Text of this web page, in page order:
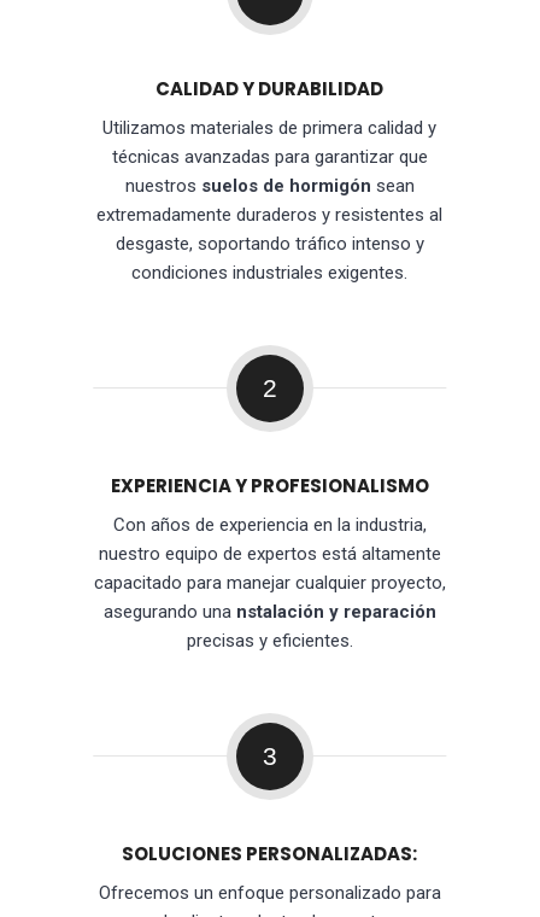
CALIDAD Y DURABILIDAD
Utilizamos materiales de primera calidad y
técnicas avanzadas para garantizar que
nuestros suelos de hormigón sean
extremadamente duraderos y resistentes al
desgaste, soportando tráfico intenso y
condiciones industriales exigentes.
2
EXPERIENCIA Y PROFESIONALISMO
Con años de experiencia en la industria,
nuestro equipo de expertos está altamente
capacitado para manejar cualquier proyecto,
asegurando una nstalación y reparación
precisas y eficientes.
3
SOLUCIONES PERSONALIZADAS:
Ofrecemos un enfoque personalizado para